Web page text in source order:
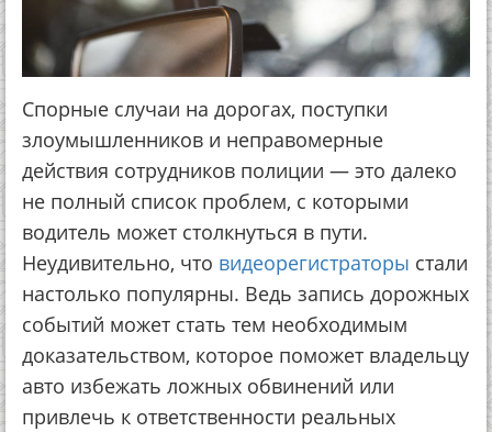
Спорные случаи на дорогах, поступки
злоумышленников и неправомерные
действия сотрудников полиции — это далеко
не полный список проблем, с которыми
водитель может столкнуться в пути.
Неудивительно, что видеорегистраторы стали
настолько популярны. Ведь запись дорожных
событий может стать тем необходимым
доказательством, которое поможет владельцу
авто избежать ложных обвинений или
привлечь к ответственности реальных